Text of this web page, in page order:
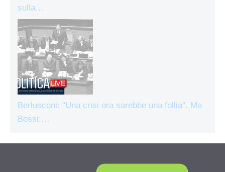
sulla…
Berlusconi: "Una crisi ora sarebbe una follia". Ma
Bossi:…